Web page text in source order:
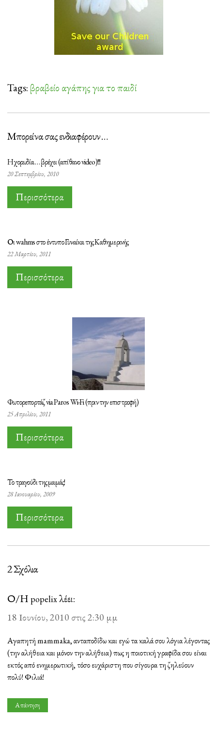
Tags: βραβείο αγάπης για το παιδί
Μπορεί να σας ενδιαφέρουν …
Η χορωδία … βρέχει (απίθανο video)!!!
20 Σεπτεμβρίου, 2010
Περισσότερα
Οι wahms στο έντυπο Γυναίκα της Καθημερινής
22 Μαρτίου, 2011
Περισσότερα
Φωτορεπορτάζ via Paros Wi-Fi (πριν την επιστροφή)
25 Απριλίου, 2011
Περισσότερα
Το τραγούδι της μαμάς!
28 Ιανουαρίου, 2009
Περισσότερα
2 Σχόλια
Ο/Η popelixλέει:
18 Ιουνίου, 2010 στις 2:30 μμ
Αγαπητή mammaka, ανταποδίδω και εγώ τα καλά σου λόγια λέγοντας
(την αλήθεια και μόνον την αλήθεια) πως η ποιοτική γραφίδα σου είναι
εκτός από ενημερωτική, τόσο ευχάριστη που σίγουρα τη ζηλεύουν
πολύ! Φιλιά!
Απάντηση